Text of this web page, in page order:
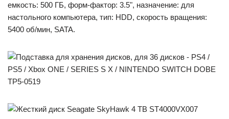
емкость: 500 ГБ, форм-фактор: 3.5", назначение: для
настольного компьютера, тип: HDD, скорость вращения:
5400 об/мин, SATA.